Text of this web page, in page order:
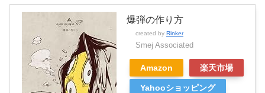
爆弾の作り方
created by Rinker
Smej Associated
Amazon 楽天市場
Yahooショッピング